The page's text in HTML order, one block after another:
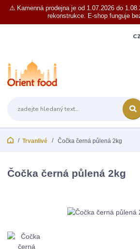
⚠️ Kamenná prodejna je od 1.07.2026 do
rekonstrukce. E-shop funguje
Trvanlivé Čočka černá půlená 2kg
Čočka černá půlená 2kg